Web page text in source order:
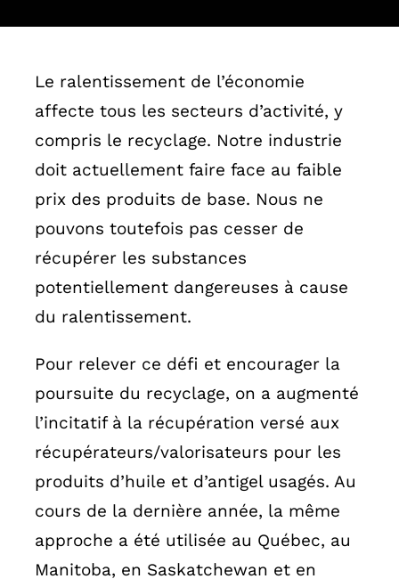
Le ralentissement de l’économie
affecte tous les secteurs d’activité, y
compris le recyclage. Notre industrie
doit actuellement faire face au faible
prix des produits de base. Nous ne
pouvons toutefois pas cesser de
récupérer les substances
potentiellement dangereuses à cause
du ralentissement.
Pour relever ce défi et encourager la
poursuite du recyclage, on a augmenté
l’incitatif à la récupération versé aux
récupérateurs/valorisateurs pour les
produits d’huile et d’antigel usagés. Au
cours de la dernière année, la même
approche a été utilisée au Québec, au
Manitoba, en Saskatchewan et en